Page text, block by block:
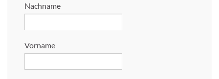
Nachname
Vorname